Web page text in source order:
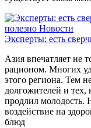
полезно Новости
Эксперты: есть
Азия впечатляет не
рационом. Многих
этого региона. Тем
долгожителей и тех,
продлил молодость.
воздействие на
блюд